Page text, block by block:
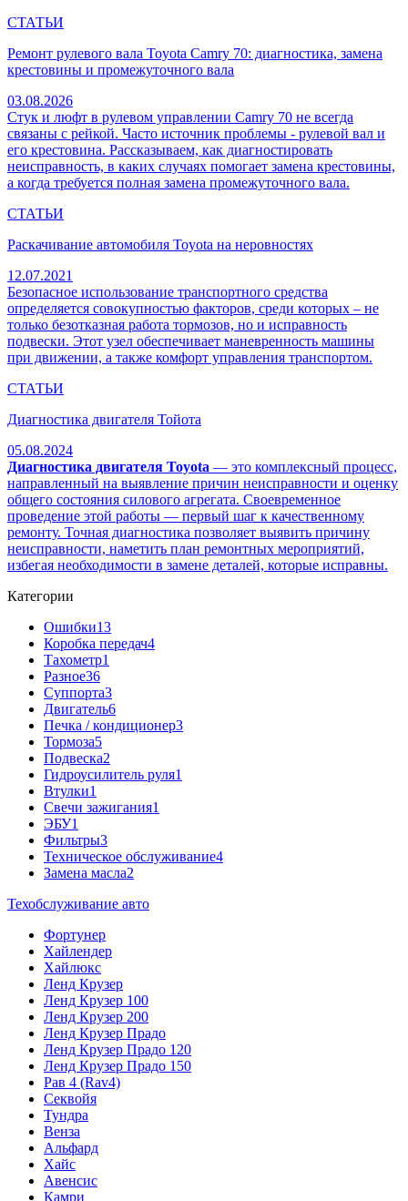
СТАТЬИ
Ремонт рулевого вала Toyota Camry 70: диагностика, замена
крестовины и промежуточного вала
03.08.2026
Стук и люфт в рулевом управлении Camry 70 не всегда
связаны с рейкой. Часто источник проблемы - рулевой вал и
его крестовина. Рассказываем, как диагностировать
неисправность, в каких случаях помогает замена крестовины,
а когда требуется полная замена промежуточного вала.
СТАТЬИ
Раскачивание автомобиля Toyota на неровностях
12.07.2021
Безопасное использование транспортного средства
определяется совокупностью факторов, среди которых – не
только безотказная работа тормозов, но и исправность
подвески. Этот узел обеспечивает маневренность машины
при движении, а также комфорт управления транспортом.
СТАТЬИ
Диагностика двигателя Тойота
05.08.2024
Диагностика двигателя Toyota — это комплексный процесс,
направленный на выявление причин неисправности и оценку
общего состояния силового агрегата. Своевременное
проведение этой работы — первый шаг к качественному
ремонту. Точная диагностика позволяет выявить причину
неисправности, наметить план ремонтных мероприятий,
избегая необходимости в замене деталей, которые исправны.
Категории
Ошибки13
Коробка передач4
Тахометр1
Разное36
Cуппорта3
Двигатель6
Печка / кондиционер3
Тормоза5
Подвеска2
Гидроусилитель руля1
Втулки1
Свечи зажигания1
ЭБУ1
Фильтры3
Техническое обслуживание4
Замена масла2
Техобслуживание авто
Фортунер
Хайлендер
Хайлюкс
Ленд Крузер
Ленд Крузер 100
Ленд Крузер 200
Ленд Крузер Прадо
Ленд Крузер Прадо 120
Ленд Крузер Прадо 150
Рав 4 (Rav4)
Секвойя
Тундра
Венза
Альфард
Хайс
Авенсис
Камри